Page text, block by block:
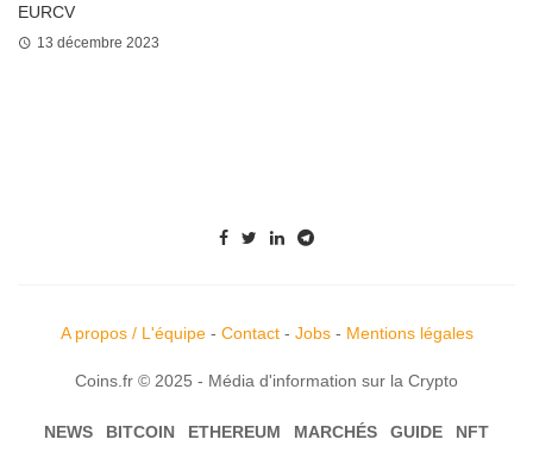
EURCV
13 décembre 2023
A propos / L'équipe- Contact- Jobs- Mentions légales
Coins.fr © 2025 - Média d'information sur la Crypto
NEWS BITCOIN ETHEREUM MARCHÉS GUIDE NFT